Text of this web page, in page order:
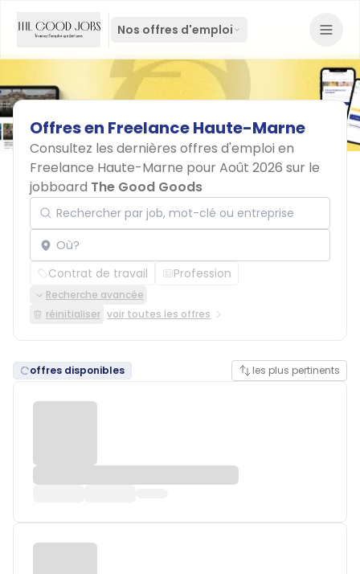
Nos offres d'emploi
Offresen FreelanceHaute-Marne
Consultez les dernières offres d'emploi en
Freelance Haute-Marne pour Août 2026 sur le
jobboard The Good Goods
Rechercher par job, mot-clé ou entreprise
Localisation
Contrat de travail Profession
Recherche avancée
réinitialiser voir toutes les offres
offres disponibles les plus pertinents